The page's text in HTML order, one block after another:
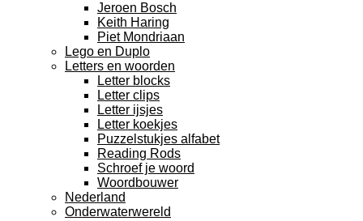
Jeroen Bosch
Keith Haring
Piet Mondriaan
Lego en Duplo
Letters en woorden
Letter blocks
Letter clips
Letter ijsjes
Letter koekjes
Puzzelstukjes alfabet
Reading Rods
Schroef je woord
Woordbouwer
Nederland
Onderwaterwereld